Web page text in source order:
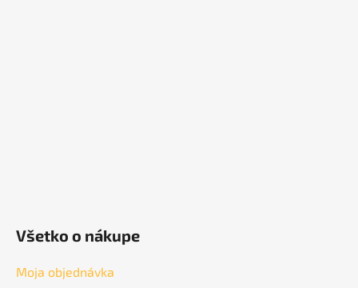
Všetko o nákupe
Moja objednávka